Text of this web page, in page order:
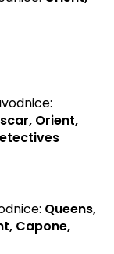
Orient,
Queens,
Capone,